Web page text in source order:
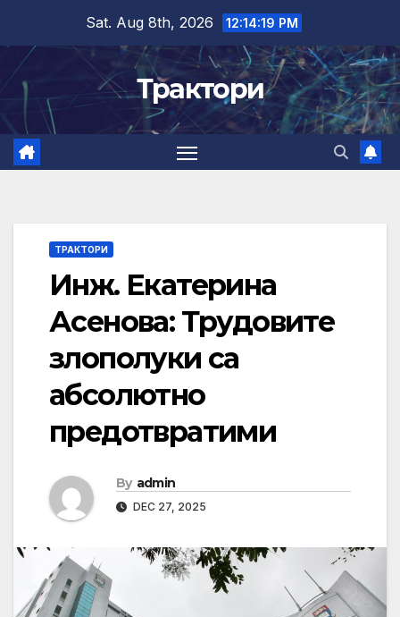
content
Sat. Aug 8th, 2026 12:14:20 PM
Трактори
ТРАКТОРИ
Инж. Екатерина
Асенова: Трудовите
злополуки са
абсолютно
предотвратими
By admin
DEC 27, 2025